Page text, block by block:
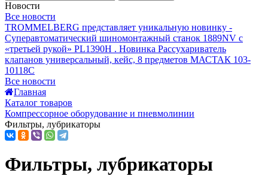
Новости
Все новости
TROMMELBERG представляет уникальную новинку -
Суперавтоматический шиномонтажный станок 1889NV с
«третьей рукой» PL1390H . Новинка Рассухариватель
клапанов универсальный, кейс, 8 предметов МАСТАК 103-
10118C
Все новости
Главная
Каталог товаров
Компрессорное оборудование и пневмолинии
Фильтры, лубрикаторы
Фильтры, лубрикаторы